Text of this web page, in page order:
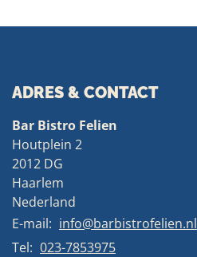
ADRES & CONTACT
Bar Bistro Felien
Houtplein 2
2012 DG
Haarlem
Nederland
E-mail: info@barbistrofelien.nl
Tel: 023-7853975